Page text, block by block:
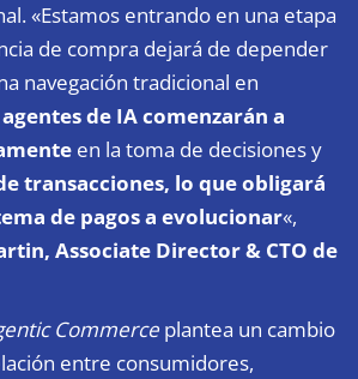
«Estamos entrando en una etapa
de compra dejará de depender
navegación tradicional en
de IA comenzarán a
en la toma de decisiones y
transacciones, lo que obligará
de pagos a evolucionar«,
Associate Director & CTO de
Commerce plantea un cambio
entre consumidores,